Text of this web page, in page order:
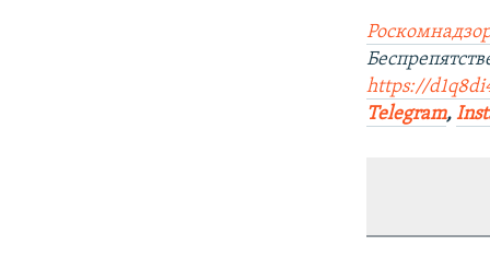
https://
Telegram,